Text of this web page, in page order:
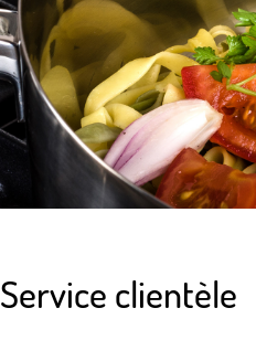
Service clientèle